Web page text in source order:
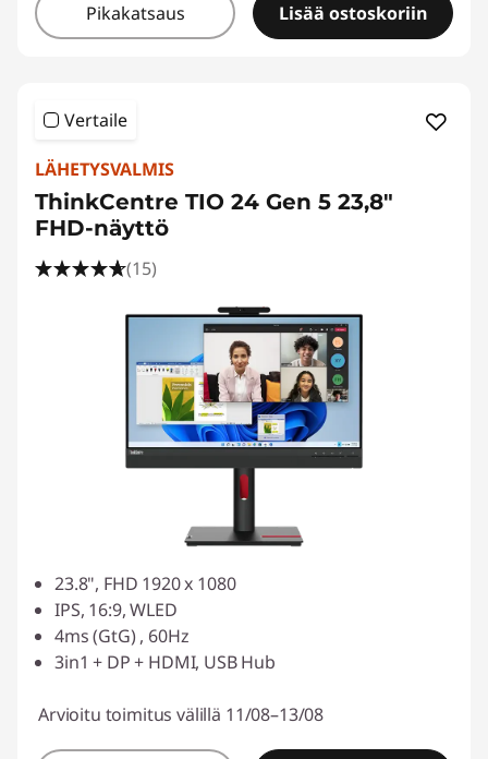
Pikakatsaus Lisää ostoskoriin
Vertaile
LÄHETYSVALMIS
ThinkCentre TIO 24 Gen 5 23,8"
FHD-näyttö
(15)
23.8", FHD 1920 x 1080
IPS, 16:9, WLED
4ms (GtG) , 60Hz
3in1 + DP + HDMI, USB Hub
Arvioitu toimitus välillä 11/08–13/08